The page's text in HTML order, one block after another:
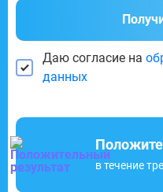
Даю согласие на
данных
в течение